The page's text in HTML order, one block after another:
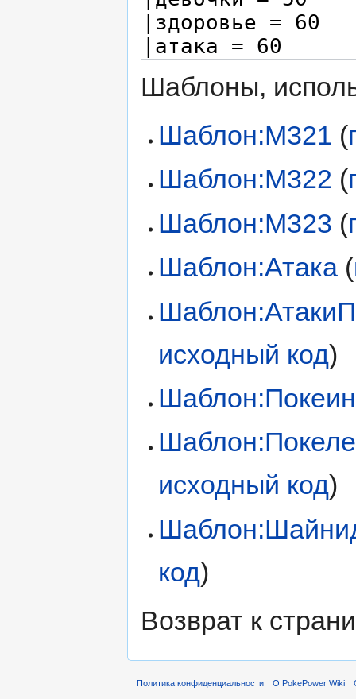
Шаблоны,
Шаблон:M321 (
Шаблон:M322 (
Шаблон:M323 (
Шаблон:Атака (
исходный код)
исходный код)
код)
Возврат к
Политика конфиденциальности О PokePower Wiki